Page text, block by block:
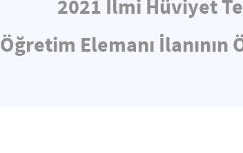
2021 İlmi Hüviyet
Öğretim Elemanı İlanının